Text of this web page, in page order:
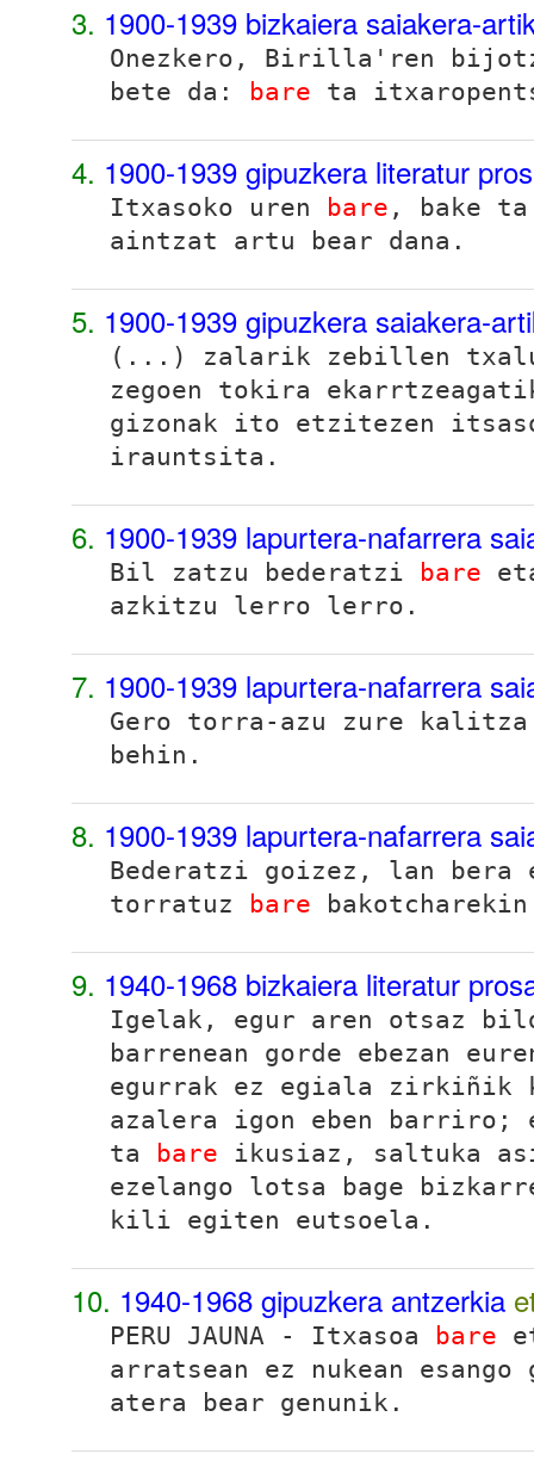
3. 1900-1939 bizkaiera saiakera-
Onezkero, Birilla'ren
bete da: bare ta
4. 1900-1939 gipuzkera literatur
Itxasoko uren bare , bake ta
aintzat artu bear dana.
5. 1900-1939 gipuzkera saiakera-
(...) zalarik zebillen
zegoen tokira
gizonak ito etzitezen
irauntsita.
6. 1900-1939 lapurtera-nafarrera
Bil zatzu bederatzi bare
azkitzu lerro lerro.
7. 1900-1939 lapurtera-nafarrera
Gero torra-azu zure
behin.
8. 1900-1939 lapurtera-nafarrera
Bederatzi goizez, lan
torratuz bare
9. 1940-1968 bizkaiera literatur
Igelak, egur aren otsaz
barrenean gorde ebezan
egurrak ez egiala zirkiñik
azalera igon eben barriro;
ta bare ikusiaz, saltuka
ezelango lotsa bage
kili egiten eutsoela.
10. 1940-1968 gipuzkera antzerkia
PERU JAUNA - Itxasoa bare
arratsean ez nukean
atera bear genunik.